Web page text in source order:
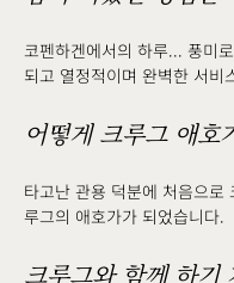
코펜하겐에서의 하루... 풍미
되고 열정적이며 완벽한 서
어떻게 크루그 애
타고난 관용 덕분에 처음으
루그의 애호가가 되었습니다.